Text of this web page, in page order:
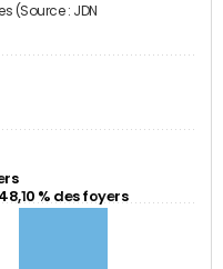
(Source : JDN
48,10 % des foyers